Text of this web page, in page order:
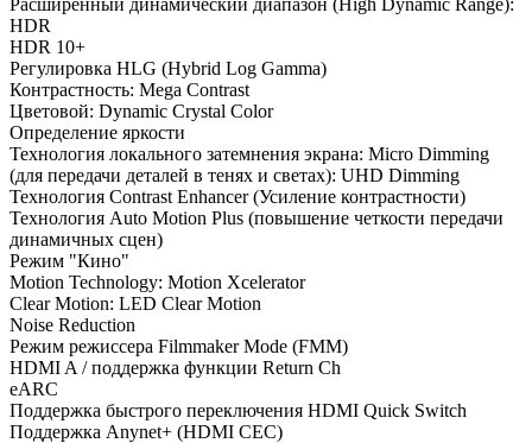
HDR
HDR 10+
Регулировка HLG (Hybrid Log Gamma)
Контрастность: Mega Contrast
Цветовой: Dynamic Crystal Color
Определение яркости
Технология локального затемнения экрана: Micro Dimming
(для передачи деталей в тенях и светах): UHD Dimming
Технология Contrast Enhancer (Усиление контрастности)
Технология Auto Motion Plus (повышение четкости передачи
динамичных сцен)
Режим "Кино"
Motion Technology: Motion Xcelerator
Clear Motion: LED Clear Motion
Noise Reduction
Режим режиссера Filmmaker Mode (FMM)
HDMI A / поддержка функции Return Ch
eARC
Поддержка быстрого переключения HDMI Quick Switch
Поддержка Anynet+ (HDMI CEC)